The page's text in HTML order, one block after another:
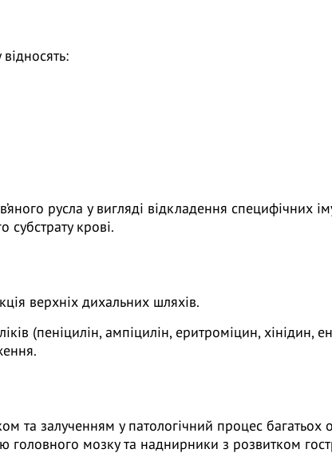
русла у вигляді відкладення специфічних
субстрату крові.
верхніх дихальних шляхів.
(пеніцилін, ампіцилін, еритроміцин, хінідин,
та залученням у патологічний процес багатьох
головного мозку та наднирники з розвитком